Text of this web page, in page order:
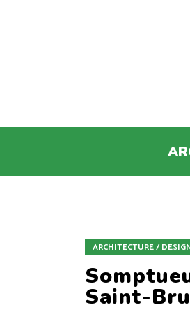
ARCHITECTURE /
Saint-